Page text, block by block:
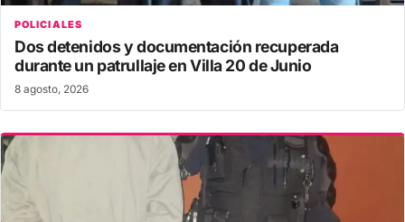
POLICIALES
Dos detenidos y documentación recuperada
durante un patrullaje en Villa 20 de Junio
8 agosto, 2026